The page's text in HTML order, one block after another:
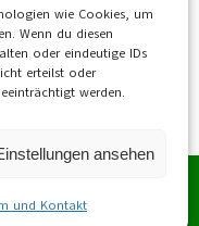
wie Cookies, um
Wenn du diesen
oder eindeutige IDs
erteilst oder
werden.
ansehen
und Kontakt